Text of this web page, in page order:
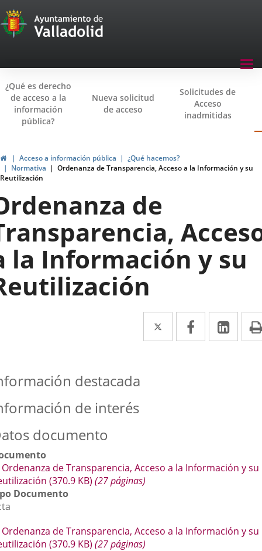
Transparencia
Menu
Transparencia
¿Qué es derecho
de acceso a la
información
pública?
Nueva solicitud
de acceso
Solicitudes de
Acceso
inadmitidas
InicioAcceso a información pública
¿Qué hacemos?
Normativa
Ordenanza de Transparencia, Acceso a la Información y su
Reutilización
de
la Información y su
Twitter
Enlace
a
Facebook
Enlace
a
a
destacada
de interés
documento
Ordenanza de Transparencia, Acceso a la Información y su
(370.9 KB) (27 páginas)
Documento
Ordenanza de Transparencia, Acceso a la Información y su
(370.9 KB) (27 páginas)